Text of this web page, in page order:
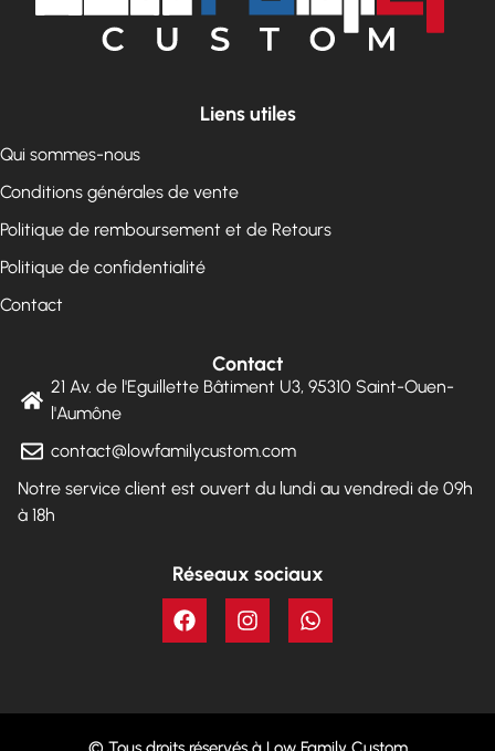
Liens utiles
Qui sommes-nous
Conditions générales de vente
Politique de remboursement et de Retours
Politique de confidentialité
Contact
Contact
21 Av. de l'Eguillette Bâtiment U3, 95310 Saint-Ouen-
l'Aumône
contact@lowfamilycustom.com
Notre service client est ouvert du lundi au vendredi de 09h
à 18h
Réseaux sociaux